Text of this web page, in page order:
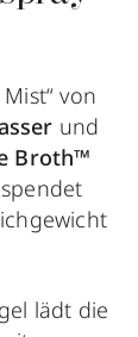
von
und
Broth™
spendet
lädt die